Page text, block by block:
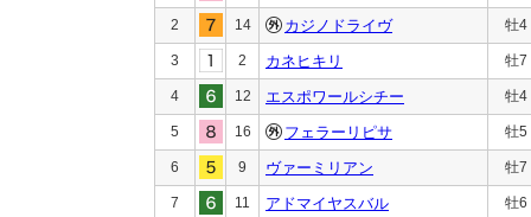
2 14 カジノドライヴ 牡4
3 2 カネヒキリ 牡7
4 12 エスポワールシチー 牡4
5 16 フェラーリピサ 牡5
6 9 ヴァーミリアン 牡7
7 11 アドマイヤスバル 牡6